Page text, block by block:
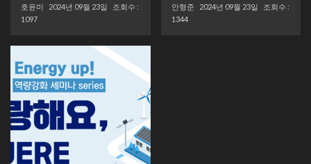
호윤미 2024년 09월 23일
조회수 :
1097
안형준 2024년 09월 23일
조회수 :
1344